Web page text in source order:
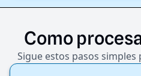
Como
Sigue estos pasos